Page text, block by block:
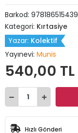
Barkod:
Kategori: Kırtasiye
Yazar: Kolektif
Yayınevi: Munis
540,00 TL
Hızlı Gönderi